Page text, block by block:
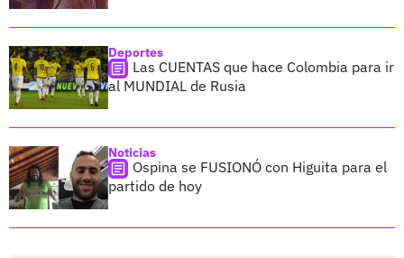
Deportes
Las CUENTAS que hace Colombia para ir
al MUNDIAL de Rusia
Noticias
Ospina se FUSIONÓ con Higuita para el
partido de hoy